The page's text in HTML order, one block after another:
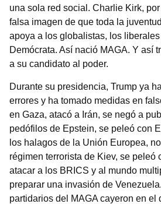
una sola red social. Charlie Kirk,
falsa imagen de que toda la
apoya a los globalistas, los
Demócrata. Así nació MAGA. Y así
a su candidato al poder.
Durante su presidencia, Trump ya
errores y ha tomado medidas en
en Gaza, atacó a Irán, se negó a
pedófilos de Epstein, se peleó con
los halagos de la Unión Europea,
régimen terrorista de Kiev, se peleó
atacar a los BRICS y al mundo
preparar una invasión de
partidarios del MAGA cayeron en el